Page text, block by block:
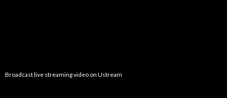
Broadcast live streaming video on Ustream